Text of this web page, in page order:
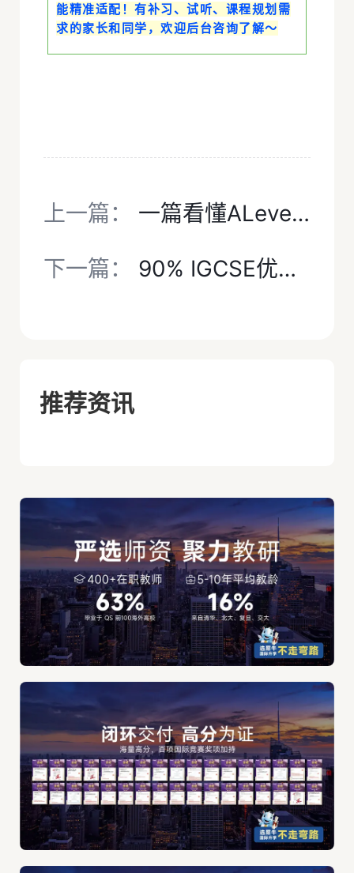
能精准适配！有补习、试听、课程规划需
求的家长和同学，欢迎后台咨询了解～
上一篇： 一篇看懂ALevel三大考试局评分标准+合分规则，多少分可以拿 A*？犀牛Alevel培训课程助力备考~
下一篇： 90% IGCSE优等生都踩的雷！IG全科 A*，学A-Level却频繁不及格，犀牛ALevel培训课程带你精准破局！
推荐资讯